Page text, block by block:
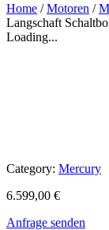
Home /Motoren /
Langschaft
Loading...
Category: Mercury
6.599,00 €
Anfrage senden